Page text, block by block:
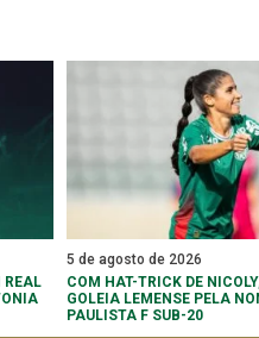
REAL
5 de agosto de 2026
COM HAT-TRICK DE
GOLEIA LEMENSE PELA
PAULISTA F SUB-20